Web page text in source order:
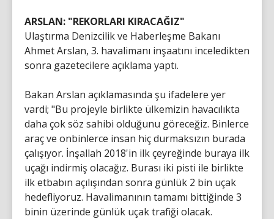
ARSLAN: "REKORLARI KIRACAĞIZ"
Ulaştırma Denizcilik ve Haberleşme Bakanı
Ahmet Arslan, 3. havalimanı inşaatını inceledikten
sonra gazetecilere açıklama yaptı.
Bakan Arslan açıklamasında şu ifadelere yer
vardi; "Bu projeyle birlikte ülkemizin havacılıkta
daha çok söz sahibi olduğunu göreceğiz. Binlerce
araç ve onbinlerce insan hiç durmaksızın burada
çalışıyor. İnşallah 2018'in ilk çeyreğinde buraya ilk
uçağı indirmiş olacağız. Burası iki pisti ile birlikte
ilk etbabın açılışından sonra günlük 2 bin uçak
hedefliyoruz. Havalimanının tamamı bittiğinde 3
binin üzerinde günlük uçak trafiği olacak.